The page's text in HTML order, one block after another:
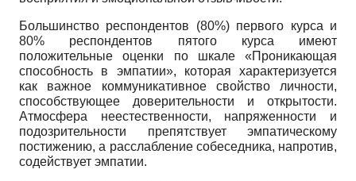
Большинство респондентов (80%) первого курса и
80% респондентов пятого курса имеют
положительные оценки по шкале «Проникающая
способность в эмпатии», которая характеризуется
как важное коммуникативное свойство личности,
способствующее доверительности и открытости.
Атмосфера неестественности, напряженности и
подозрительности препятствует эмпатическому
постижению, а расслабление собеседника, напротив,
содействует эмпатии.